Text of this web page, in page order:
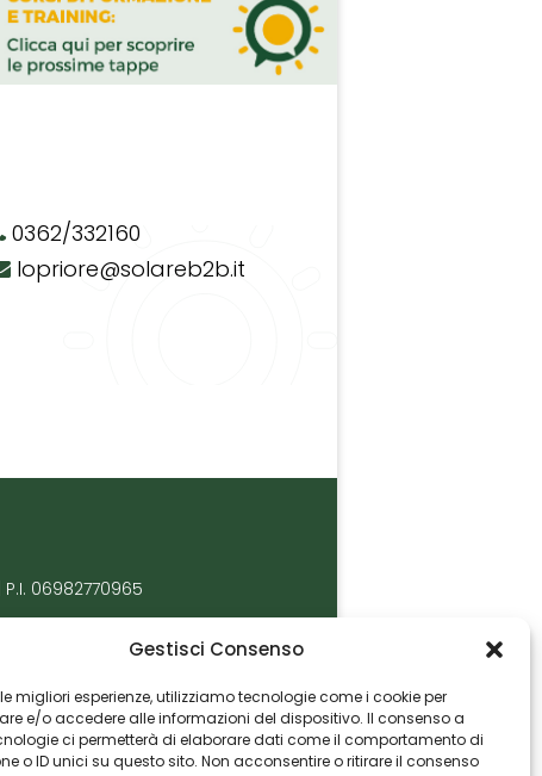
Gestisci Consenso
le migliori esperienze, utilizziamo tecnologie come i cookie per
e/o accedere alle informazioni del dispositivo. Il consenso a
ci permetterà di elaborare dati come il comportamento di
o ID unici su questo sito. Non acconsentire o ritirare il consenso
0362/332160
lopriore@solareb2b.it
P.I. 06982770965